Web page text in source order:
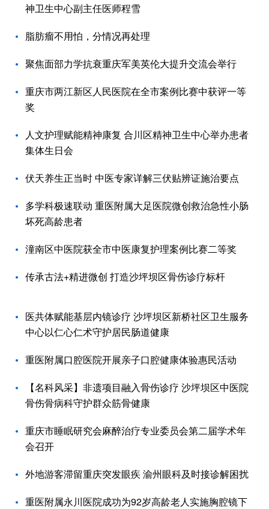
神卫生中心副主任医师程雪
脂肪瘤不用怕，分情况再处理
聚焦面部力学抗衰重庆军美英伦大提升交流会举行
重庆市两江新区人民医院在全市案例比赛中获评一等
奖
人文护理赋能精神康复 合川区精神卫生中心举办患者
集体生日会
伏天养生正当时 中医专家详解三伏贴辨证施治要点
多学科极速联动 重医附属大足医院微创救治急性小肠
坏死高龄患者
潼南区中医院获全市中医康复护理案例比赛二等奖
传承古法+精进微创 打造沙坪坝区骨伤诊疗标杆
医共体赋能基层内镜诊疗 沙坪坝区新桥社区卫生服务
中心以仁心仁术守护居民肠道健康
重医附属口腔医院开展亲子口腔健康体验惠民活动
【名科风采】非遗项目融入骨伤诊疗 沙坪坝区中医院
骨伤骨病科守护群众筋骨健康
重庆市睡眠研究会麻醉治疗专业委员会第二届学术年
会召开
外地游客滞留重庆突发眼疾 渝州眼科及时接诊解困扰
重医附属永川医院成功为92岁高龄老人实施胸腔镜下